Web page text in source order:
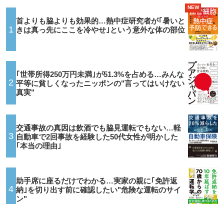
1
首よりも脇よりも効果的…熱中症研究者が｢暑いと
きは真っ先にここを冷やせ｣という意外な体の部位
NEW
2
｢世帯所得250万円未満｣が51.3%を占める…みんな
平等に貧しくなったニッポンの"言ってはいけない
真実"
3
交通事故の真因は飲酒でも脇見運転でもない…軽
自動車で2回事故を経験した50代女性が明かした
｢本当の理由｣
4
助手席に座るだけでわかる…実家の親に｢免許返
納｣を切り出す前に確認したい"危険な運転のサイ
ン"